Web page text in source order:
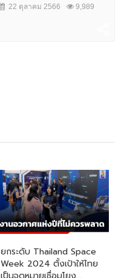
22 ตุลาคม 2566 9,989
ยกระดับ Thailand Space
Week 2024 ตั้งเป้าให้ไทย